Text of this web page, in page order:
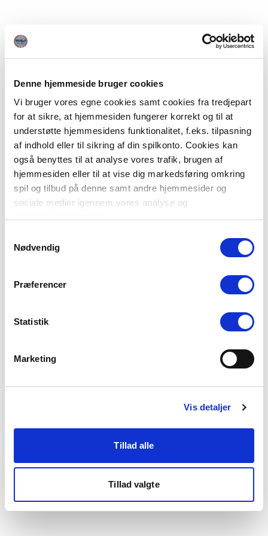
Denne hjemmeside bruger cookies
Vi bruger vores egne cookies samt cookies fra tredjepart
for at sikre, at hjemmesiden fungerer korrekt og til at
understøtte hjemmesidens funktionalitet, f.eks. tilpasning
af indhold eller til sikring af din spilkonto. Cookies kan
også benyttes til at analyse vores trafik, brugen af
hjemmesiden eller til at vise dig markedsføring omkring
spil og tilbud på denne samt andre hjemmesider og
sociale medier igennem vores analyse og
Du kan læse mere om vores brug af cookies under
"Detaljer" eller ved at klikke videre til vores Cookiepolitik,
Nødvendig
Præferencer
Statistik
Marketing
Vis detaljer
Tillad alle
Tillad valgte